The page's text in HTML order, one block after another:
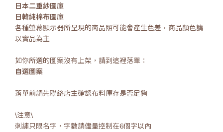
日本二重紗圖庫
日韓純棉布圖庫
各種螢幕顯示器所呈現的商品照可能會產生色差，商品顏色請
以實品為主
如你所選的圖案沒有上架，請到這裡落單：
自選圖案
落單前請先聯絡店主確認布料庫存是否足夠
\注意\
刺繡只限名字，字數請儘量控制在6個字以內